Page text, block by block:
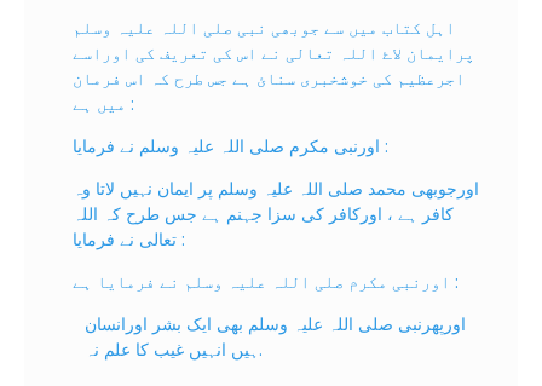
اہل کتاب میں سے جوبھی نبی صلی اللہ علیہ وسلم
پرایمان لاۓ اللہ تعالی نے اس کی تعریف کی اوراسے
اجرعظیم کی خوشخبری سنائ ہے جس طرح کہ اس فرمان
میں ہے :
اورنبی مکرم صلی اللہ علیہ وسلم نے فرمایا :
اورجوبھی محمد صلی اللہ علیہ وسلم پر ایمان نہیں لاتا وہ
کافر ہے ، اورکافر کی سزا جہنم ہے جس طرح کہ اللہ
تعالی نے فرمایا :
اورنبی مکرم صلی اللہ علیہ وسلم نے فرمایا ہے :
اورپھرنبی صلی اللہ علیہ وسلم بھی ایک بشر اورانسان
ہیں انہیں غیب کا علم نہ.